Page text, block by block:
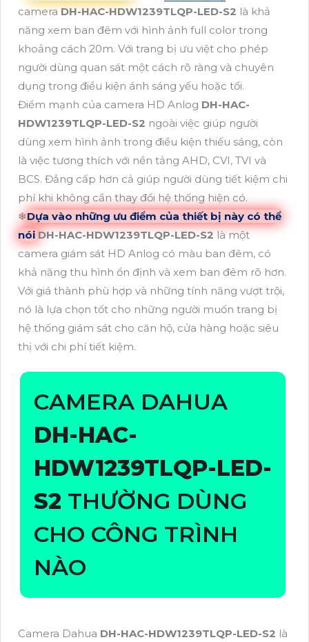
cameraDH-HAC-HDW1239TLQP-LED-S2 là khả
năng xem ban đêm với hình ảnh full color trong
khoảng cách 20m. Với trang bị ưu việt cho phép
người dùng quan sát một cách rõ ràng và chuyên
dụng trong điều kiện ánh sáng yếu hoặc tối.
Điểm mạnh của camera HD Anlog DH-HAC-
HDW1239TLQP-LED-S2 ngoài việc giúp người
dùng xem hình ảnh trong điều kiện thiếu sáng, còn
là việc tương thích với nền tảng AHD, CVI, TVI và
BCS. Đẳng cấp hơn cả giúp người dùng tiết kiệm chi
phí khi không cần thay đổi hệ thống hiện có.
❄Dựa vào những ưu điểm của thiết bị này có thể
nói DH-HAC-HDW1239TLQP-LED-S2là một
camera giám sát HD Anlog có màu ban đêm, có
khả năng thu hình ổn định và xem ban đêm rõ hơn.
Với giá thành phù hợp và những tính năng vượt trội,
nó là lựa chọn tốt cho những người muốn trang bị
hệ thống giám sát cho căn hộ, cửa hàng hoặc siêu
thị với chi phí tiết kiệm.
CAMERA DAHUA
DH-HAC-
HDW1239TLQP-LED-
S2 THƯỜNG DÙNG
CHO CÔNG TRÌNH
NÀO
Camera Dahua DH-HAC-HDW1239TLQP-LED-S2 là